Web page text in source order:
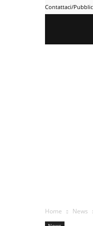
Contattaci/
Home News